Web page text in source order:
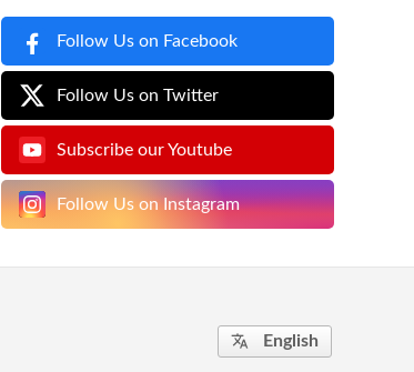
Follow Us on Facebook
Follow Us on Twitter
Subscribe our Youtube
Follow Us on Instagram
 English